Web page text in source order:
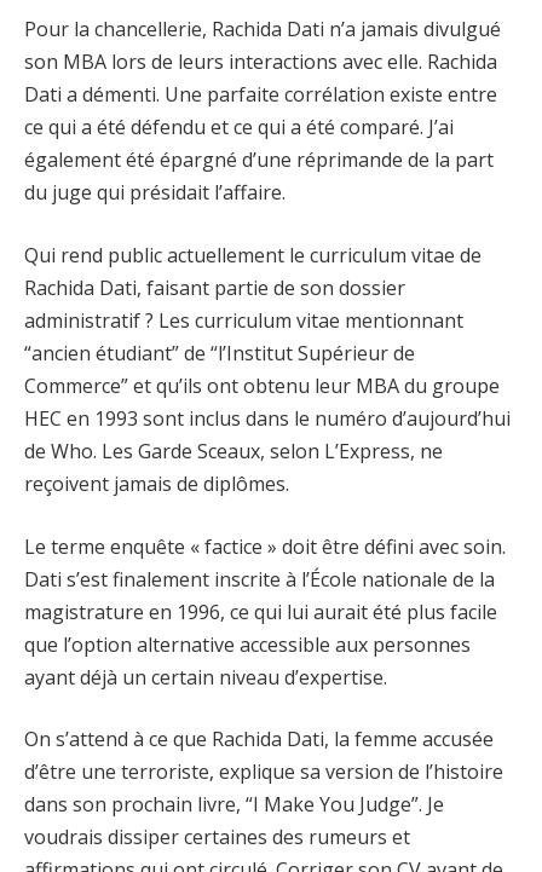
Pour la chancellerie, Rachida Dati n’a jamais divulgué
son MBA lors de leurs interactions avec elle. Rachida
Dati a démenti. Une parfaite corrélation existe entre
ce qui a été défendu et ce qui a été comparé. J’ai
également été épargné d’une réprimande de la part
du juge qui présidait l’affaire.
Qui rend public actuellement le curriculum vitae de
Rachida Dati, faisant partie de son dossier
administratif ? Les curriculum vitae mentionnant
“ancien étudiant” de “l’Institut Supérieur de
Commerce” et qu’ils ont obtenu leur MBA du groupe
HEC en 1993 sont inclus dans le numéro d’aujourd’hui
de Who. Les Garde Sceaux, selon L’Express, ne
reçoivent jamais de diplômes.
Le terme enquête « factice » doit être défini avec soin.
Dati s’est finalement inscrite à l’École nationale de la
magistrature en 1996, ce qui lui aurait été plus facile
que l’option alternative accessible aux personnes
ayant déjà un certain niveau d’expertise.
On s’attend à ce que Rachida Dati, la femme accusée
d’être une terroriste, explique sa version de l’histoire
dans son prochain livre, “I Make You Judge”. Je
voudrais dissiper certaines des rumeurs et